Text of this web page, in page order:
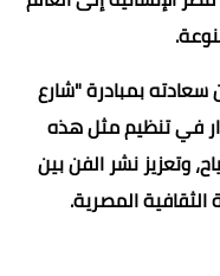
بمبادرة "شارع
في تنظيم مثل هذه
وتعزيز نشر الفن بين
المصرية.